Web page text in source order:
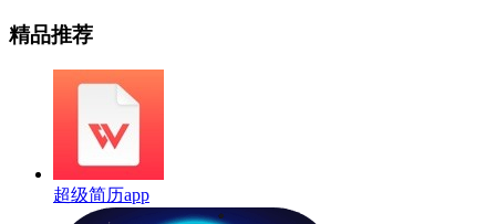
精品推荐
超级简历app